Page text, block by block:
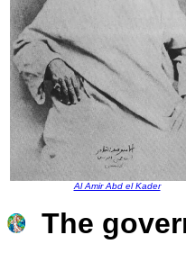
Al Amir Abd el Kader
The